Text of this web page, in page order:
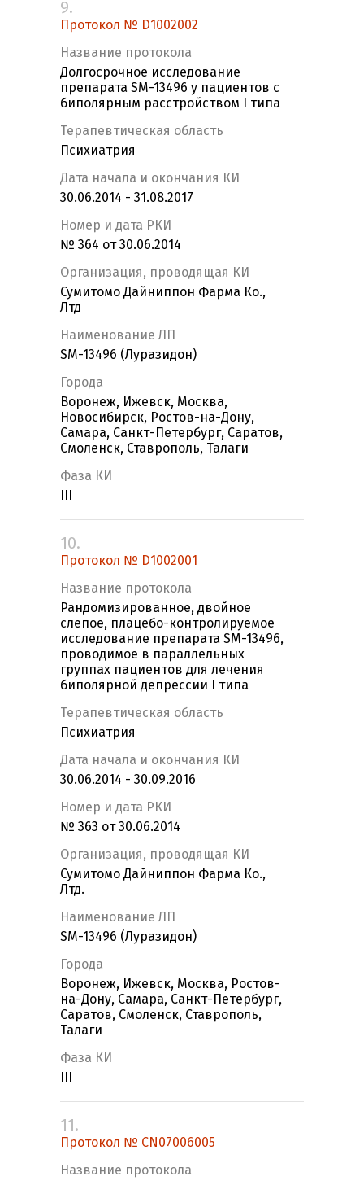
9.
Протокол № D1002002
Название протокола
Долгосрочное исследование
препарата SM-13496 у пациентов с
биполярным расстройством I типа
Терапевтическая область
Психиатрия
Дата начала и окончания КИ
30.06.2014 - 31.08.2017
Номер и дата РКИ
№ 364 от 30.06.2014
Организация, проводящая КИ
Сумитомо Дайниппон Фарма Ко.,
Лтд
Наименование ЛП
SM-13496 (Луразидон)
Города
Воронеж, Ижевск, Москва,
Новосибирск, Ростов-на-Дону,
Самара, Санкт-Петербург, Саратов,
Смоленск, Ставрополь, Талаги
Фаза КИ
10.
Протокол № D1002001
Название протокола
Рандомизированное, двойное
слепое, плацебо-контролируемое
исследование препарата SM-13496,
проводимое в параллельных
группах пациентов для лечения
биполярной депрессии I типа
Терапевтическая область
Психиатрия
Дата начала и окончания КИ
30.06.2014 - 30.09.2016
Номер и дата РКИ
№ 363 от 30.06.2014
Организация, проводящая КИ
Сумитомо Дайниппон Фарма Ко.,
Лтд.
Наименование ЛП
SM-13496 (Луразидон)
Города
Воронеж, Ижевск, Москва, Ростов-
на-Дону, Самара, Санкт-Петербург,
Саратов, Смоленск, Ставрополь,
Талаги
Фаза КИ
11.
Протокол № CN07006005
Название протокола